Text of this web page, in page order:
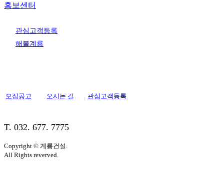
홍보센터
관심고객등록
해볼계룡
모집공고 오시는 길 관심고객등록
T. 032. 677. 7775
Copyright © 계룡건설.
All Rights reverved.